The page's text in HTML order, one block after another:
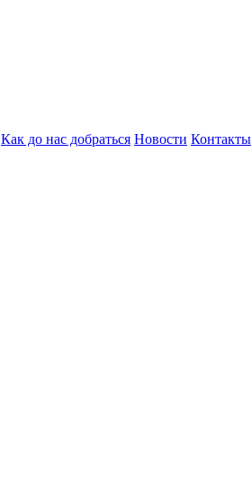
Как до нас добраться Новости Контакты